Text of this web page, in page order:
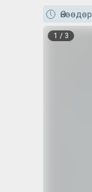
Өнөөдөр
1 / 3